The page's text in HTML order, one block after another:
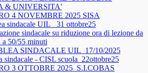
& UNIVERSITA'
4 NOVEMBRE 2025 SISA
sindacale UIL_ 31 ottobre25
sindacale su riduzione ora di lezione da
50/55 minuti
SINDACALE UIL_17/10/2025
sindacale - CISL scuola_22ottobre25
3 OTTOBRE 2025_S.I.COBAS